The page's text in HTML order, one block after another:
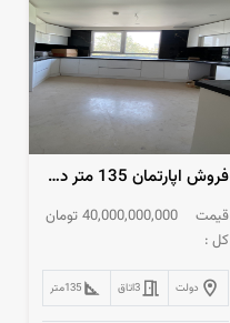
فروش اپارتمان 135 متر دولت
قیمت
کل :
40,000,000,000 تومان
دولت 3اتاق 135متر